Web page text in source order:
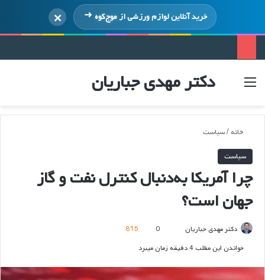
خرید آنلاین لوازم ورزشی ازموج‌کوه ×
دکتر مهدی جباریان منو ورود
خانه /سیاست
سیاست
چرا آمریکا به‌دنبال کنترل نفت و گاز
جهان است؟
دکتر مهدی جباریان
ارسال0
815
خواندن این مطلب 4 دقیقه زمان میبرد